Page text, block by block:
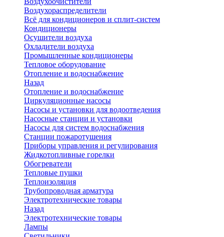
Воздухораспределители
Всё для кондиционеров и сплит-систем
Кондиционеры
Осушители воздуха
Охладители воздуха
Промышленные кондиционеры
Тепловое оборудование
Отопление и водоснабжение
Назад
Отопление и водоснабжение
Циркуляционные насосы
Насосы и установки для водоотведения
Насосные станции и установки
Насосы для систем водоснабжения
Станции пожаротушения
Приборы управления и регулирования
Жидкотопливные горелки
Обогреватели
Тепловые пушки
Теплоизоляция
Трубопроводная арматура
Электротехнические товары
Назад
Электротехнические товары
Лампы